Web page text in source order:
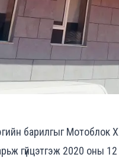
барилгыг
гүйцэтгэж 2020 оны